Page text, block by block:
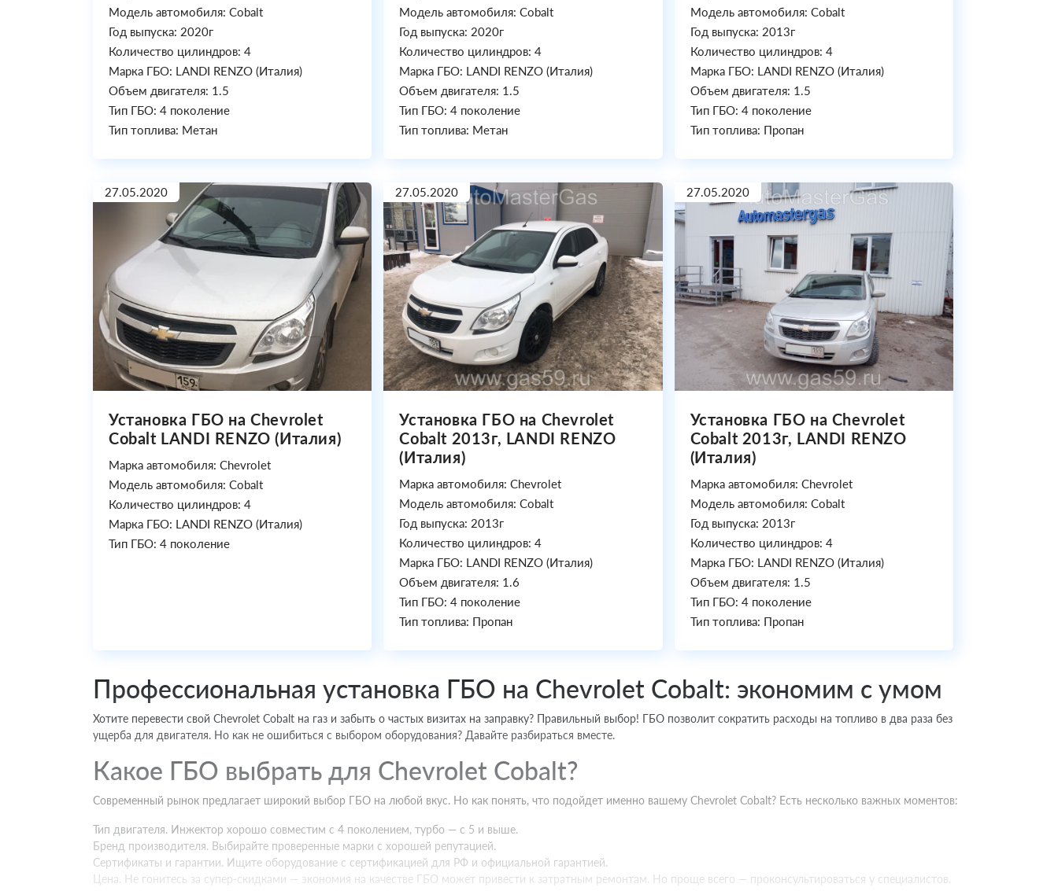
Модель автомобиля: Cobalt
Год выпуска: 2020г
Количество цилиндров: 4
Марка ГБО: LANDI RENZO (Италия)
Объем двигателя: 1.5
Тип ГБО: 4 поколение
Тип топлива: Метан
Модель автомобиля: Cobalt
Год выпуска: 2020г
Количество цилиндров: 4
Марка ГБО: LANDI RENZO (Италия)
Объем двигателя: 1.5
Тип ГБО: 4 поколение
Тип топлива: Метан
Модель автомобиля: Cobalt
Год выпуска: 2013г
Количество цилиндров: 4
Марка ГБО: LANDI RENZO (Италия)
Объем двигателя: 1.5
Тип ГБО: 4 поколение
Тип топлива: Пропан
27.05.2020
Установка ГБО на Chevrolet
Cobalt LANDI RENZO (Италия)
Марка автомобиля: Chevrolet
Модель автомобиля: Cobalt
Количество цилиндров: 4
Марка ГБО: LANDI RENZO (Италия)
Тип ГБО: 4 поколение
27.05.2020
Установка ГБО на Chevrolet
Cobalt 2013г, LANDI RENZO
(Италия)
Марка автомобиля: Chevrolet
Модель автомобиля: Cobalt
Год выпуска: 2013г
Количество цилиндров: 4
Марка ГБО: LANDI RENZO (Италия)
Объем двигателя: 1.6
Тип ГБО: 4 поколение
Тип топлива: Пропан
27.05.2020
Установка ГБО на Chevrolet
Cobalt 2013г, LANDI RENZO
(Италия)
Марка автомобиля: Chevrolet
Модель автомобиля: Cobalt
Год выпуска: 2013г
Количество цилиндров: 4
Марка ГБО: LANDI RENZO (Италия)
Объем двигателя: 1.5
Тип ГБО: 4 поколение
Тип топлива: Пропан
Профессиональная установка ГБО на Chevrolet Cobalt: экономим с умом
Хотите перевести свой Chevrolet Cobalt на газ и забыть о частых визитах на заправку? Правильный выбор! ГБО позволит сократить расходы на топливо в два раза без
ущерба для двигателя. Но как не ошибиться с выбором оборудования? Давайте разбираться вместе.
Какое ГБО выбрать для Chevrolet Cobalt?
Современный рынок предлагает широкий выбор ГБО на любой вкус. Но как понять, что подойдет именно вашему Chevrolet Cobalt? Есть несколько важных моментов:
Тип двигателя. Инжектор хорошо совместим с 4 поколением, турбо — с 5 и выше.
Бренд производителя. Выбирайте проверенные марки c хорошей репутацией.
Сертификаты и гарантии. Ищите оборудование с сертификацией для РФ и официальной гарантией.
Цена. Не гонитесь за супер-скидками — экономия на качестве ГБО может привести к затратным ремонтам. Но проще всего — проконсультироваться у специалистов.